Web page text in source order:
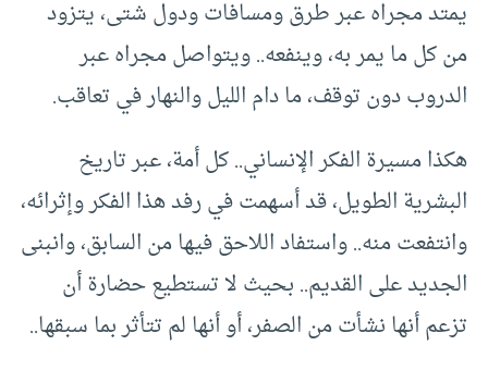
يمتد مجراه عبر طرق ومسافات ودول شتى، يتزود
من كل ما يمر به، وينفعه.. ويتواصل مجراه عبر
الدروب دون توقف، ما دام الليل والنهار في تعاقب.
هكذا مسيرة الفكر الإنساني.. كل أمة، عبر تاريخ
البشرية الطويل، قد أسهمت في رفد هذا الفكر وإثرائه،
وانتفعت منه.. واستفاد اللاحق فيها من السابق، وانبنى
الجديد على القديم.. بحيث لا تستطيع حضارة أن
تزعم أنها نشأت من الصفر، أو أنها لم تتأثر بما سبقها..